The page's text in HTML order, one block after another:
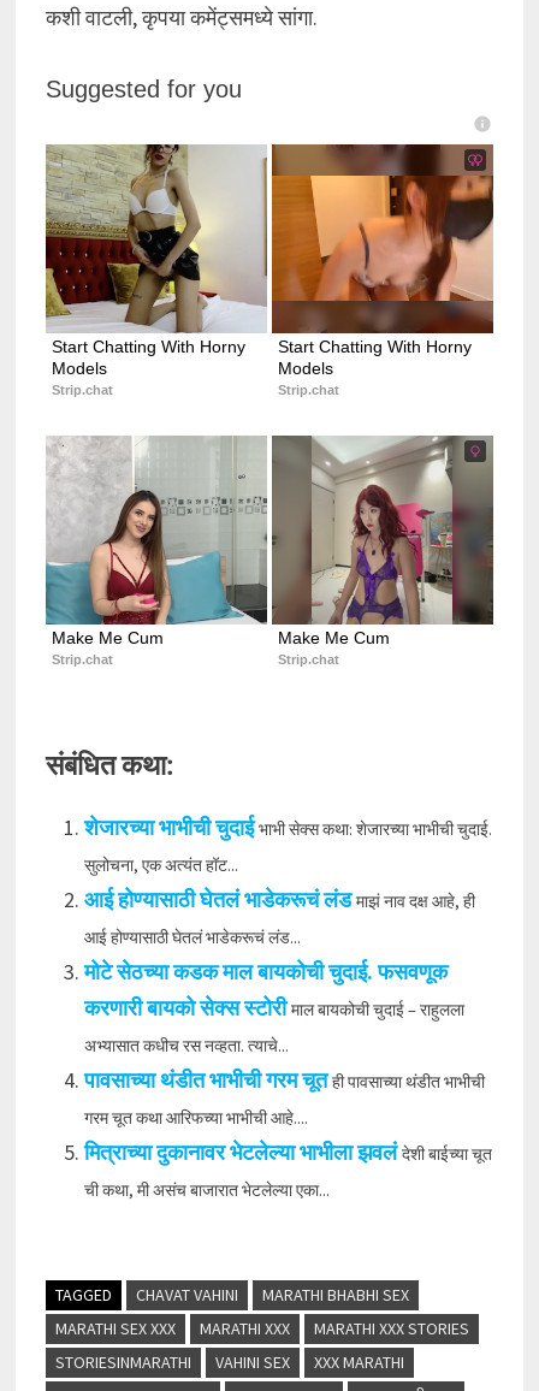
कशी वाटली, कृपया कमेंट्समध्ये सांगा.
Suggested for you
Start Chatting With Horny
Models
Strip.chat
Start Chatting With Horny
Models
Strip.chat
Make Me Cum
Strip.chat
Make Me Cum
Strip.chat
संबंधित कथा:
शेजारच्या भाभीची चुदाई भाभी सेक्स कथा: शेजारच्या भाभीची चुदाई.
सुलोचना, एक अत्यंत हॉट...
आई होण्यासाठी घेतलं भाडेकरूचं लंड माझं नाव दक्ष आहे, ही
आई होण्यासाठी घेतलं भाडेकरूचं लंड...
मोटे सेठच्या कडक माल बायकोची चुदाई. फसवणूक
करणारी बायको सेक्स स्टोरी माल बायकोची चुदाई – राहुलला
अभ्यासात कधीच रस नव्हता. त्याचे...
पावसाच्या थंडीत भाभीची गरम चूत ही पावसाच्या थंडीत भाभीची
गरम चूत कथा आरिफच्या भाभीची आहे....
मित्राच्या दुकानावर भेटलेल्या भाभीला झवलं देशी बाईच्या चूत
ची कथा, मी असंच बाजारात भेटलेल्या एका...
TAGGED CHAVAT VAHINI
MARATHI BHABHI SEX
MARATHI SEX XXX
MARATHI XXX
MARATHI XXX STORIES
STORIESINMARATHI
VAHINI SEX
XXX MARATHI